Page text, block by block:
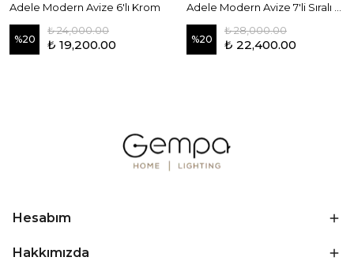
Adele Modern Avize 6'lı Krom
%20
₺ 24,000.00
₺ 19,200.00 %20
₺ 28,000.00
₺ 22,400.00
Hesabım
Hakkımızda